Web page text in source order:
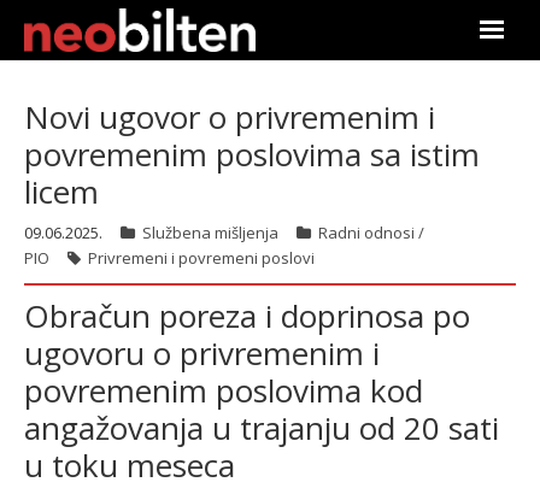
Претрага
Актуелно
Подаци
Линкови
О нама
Претплата
Novi ugovor o privremenim i
povremenim poslovima sa istim
licem
09.06.2025. Službena mišljenja
Radni odnosi /
PIO
Privremeni i povremeni poslovi
Obračun poreza i doprinosa po
ugovoru o privremenim i
povremenim poslovima kod
angažovanja u trajanju od 20 sati
u toku meseca